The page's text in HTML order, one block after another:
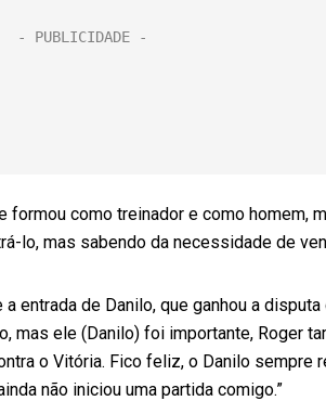
formou como treinador e como homem,
lo, mas sabendo da necessidade de
entrada de Danilo, que ganhou a disputa
mas ele (Danilo) foi importante, Roger
o Vitória. Fico feliz, o Danilo sempre
não iniciou uma partida comigo.”